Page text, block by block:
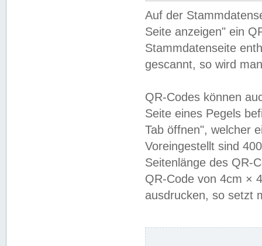
Auf der
Seite anzeigen" ein
Stammdatenseite
gescannt, so wird
QR-Codes können
Seite eines Pegels
Tab öffnen", welcher
Voreingestellt sind
Seitenlänge des QR-
QR-Code von 4cm ×
ausdrucken, so setzt